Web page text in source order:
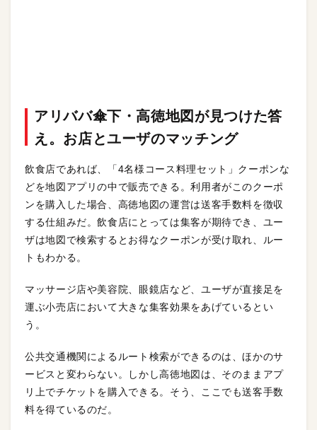
アリババ傘下・高徳地図が見つけた答
え。お店とユーザのマッチング
飲食店であれば、「4名様コース料理セット」クーポンな
どを地図アプリの中で販売できる。利用者がこのクーポ
ンを購入した場合、高徳地図の運営は送客手数料を徴収
する仕組みだ。飲食店にとっては集客が期待でき、ユー
ザは地図で検索するとお得なクーポンが受け取れ、ルー
トもわかる。
マッサージ店や美容院、眼鏡店など、ユーザが直接足を
運ぶ小売店において大きな集客効果をあげているとい
う。
公共交通機関によるルート検索ができるのは、ほかのサ
ービスと変わらない。しかし高徳地図は、そのままアプ
リ上でチケットを購入できる。そう、ここでも送客手数
料を得ているのだ。